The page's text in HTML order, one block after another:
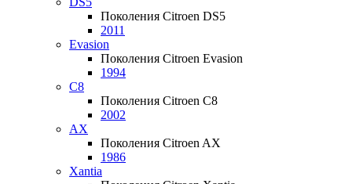
Поколения Citroen DS5
2011
Evasion
Поколения Citroen Evasion
1994
C8
Поколения Citroen C8
2002
AX
Поколения Citroen AX
1986
Xantia